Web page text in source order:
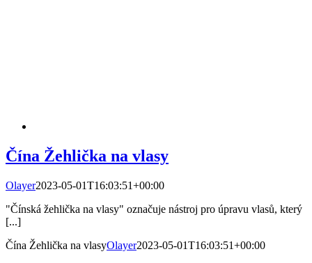
Čína Žehlička na vlasy
Olayer2023-05-01T16:03:51+00:00
"Čínská žehlička na vlasy" označuje nástroj pro úpravu vlasů, který
[...]
Čína Žehlička na vlasyOlayer2023-05-01T16:03:51+00:00